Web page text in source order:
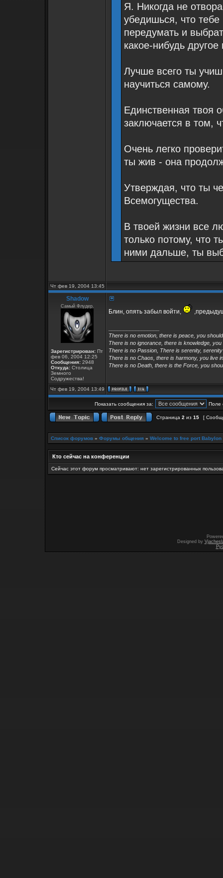
Я. Никогда не
убедишься, что
передумать и
какое-нибудь
Лучше всего ты
научиться самому.
Единственная твоя
заключается в том,
Очень легко
ты жив - она
Утверждая, что ты
Всемогущества.
В твоей жизни все
только потому, что
ними дальше, ты
Чт фев 19, 2004 13:45
Shadow
Самый Флудер.
Зарегистрирован: Пт
фев 06, 2004 12:25
Сообщения: 2948
Откуда: Столица
Земного
Содружества!
Блин, опять забыл войти,
There is no emotion, there is peace, you
There is no ignorance, there is knowledge,
There is no Passion, There is serenity,
There is no Chaos, there is harmony, you live
There is no Death, there is the Force, you
Чт фев 19, 2004 13:49
Показать сообщения за: Поле
Страница 2 из 15 [
Список форумов » Форумы общения » Welcome to free port Babylon
Кто сейчас на конференции
Сейчас этот форум просматривают: нет зарегистрированных
Designed by